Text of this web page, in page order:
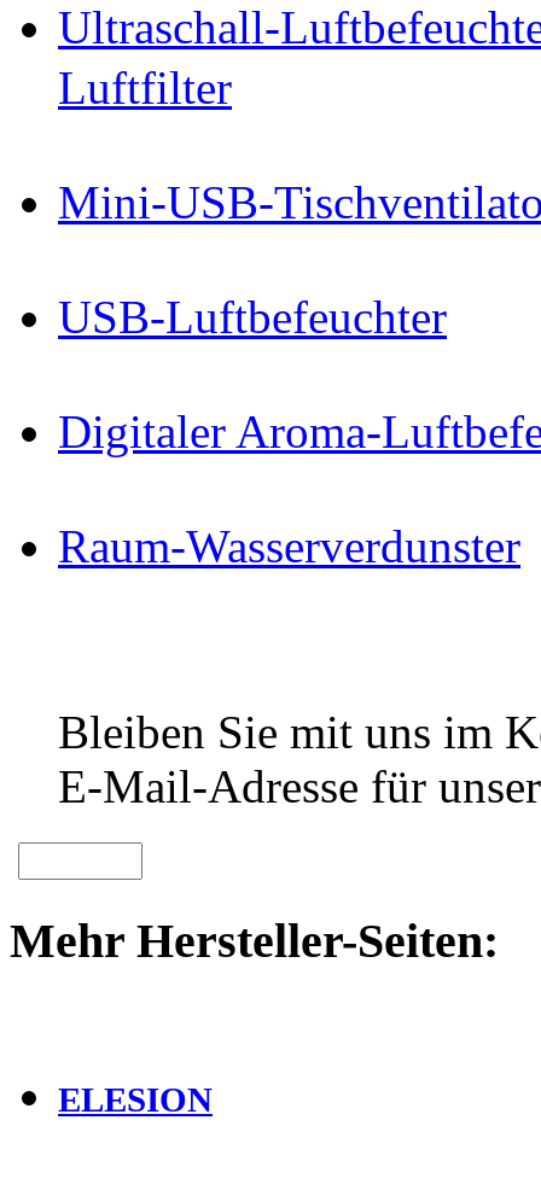
Ultraschall-
Luftfilter
Mini-USB-
USB-Luftbefeuchter
Digitaler Aroma-
Raum-Wasserverdunster
Bleiben Sie mit uns im
E-Mail-Adresse für
Mehr Hersteller-Seiten:
ELESION